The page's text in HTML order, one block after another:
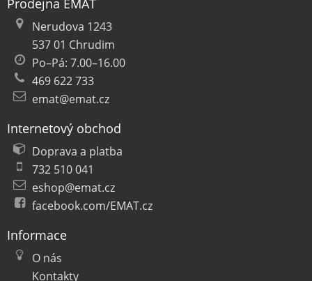
Prodejna EMAT
Nerudova 1243
537 01 Chrudim
Po–Pá: 7.00–16.00
469 622 733
emat@emat.cz
Internetový obchod
Doprava a platba
732 510 041
eshop@emat.cz
facebook.com/EMAT.cz
Informace
O nás
Kontakty